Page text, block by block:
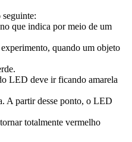
que indica por meio de um
quando um objeto
LED deve ir ficando amarela
A partir desse ponto, o LED
totalmente vermelho